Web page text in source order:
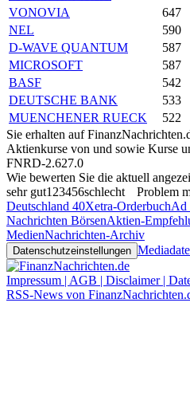
VONOVIA
647
NEL
590
D-WAVE QUANTUM
587
MICROSOFT
587
BASF
542
DEUTSCHE BANK
533
MUENCHENER RUECK
522
Sie erhalten auf
Aktienkurse von und sowie Kurse
FNRD-2.627.0
Wie bewerten Sie die aktuell
sehr gut1 23456schlecht
Problem
Deutschland 40Xetra-OrderbuchAd
Nachrichten BörsenAktien-
MedienNachrichten-Archiv
Datenschutzeinstellungen
Impressum | AGB | Disclaimer |
RSS-News von